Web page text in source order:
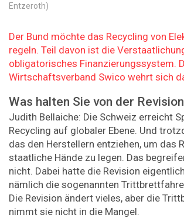
Entzeroth)
Der Bund möchte das Recycling von
regeln. Teil davon ist die
obligatorisches Finanzierungssystem.
Wirtschaftsverband Swico wehrt sich
Was halten Sie von der
Judith Bellaiche: Die Schweiz erreicht
Recycling auf globaler Ebene. Und
das den Herstellern entziehen, um das
staatliche Hände zu legen. Das
nicht. Dabei hatte die Revision
nämlich die sogenannten
Die Revision ändert vieles, aber die
nimmt sie nicht in die Mangel.